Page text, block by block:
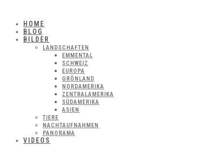
HOME
BLOG
BILDER
LANDSCHAFTEN
EMMENTAL
SCHWEIZ
EUROPA
GRÖNLAND
NORDAMERIKA
ZENTRALAMERIKA
SÜDAMERIKA
ASIEN
TIERE
NACHTAUFNAHMEN
PANORAMA
VIDEOS